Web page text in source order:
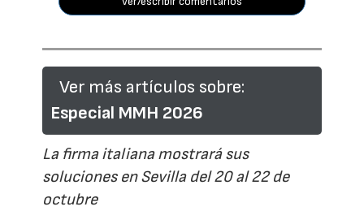
Ver más artículos sobre:
Especial MMH 2026
La firma italiana mostrará sus
soluciones en Sevilla del 20 al 22 de
octubre